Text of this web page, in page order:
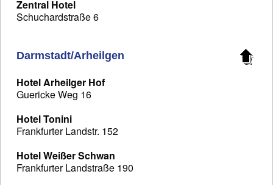
Zentral Hotel
Schuchardstraße 6
Darmstadt/Arheilgen
Hotel Arheilger Hof
Guericke Weg 16
Hotel Tonini
Frankfurter Landstr. 152
Hotel Weißer Schwan
Frankfurter Landstraße 190